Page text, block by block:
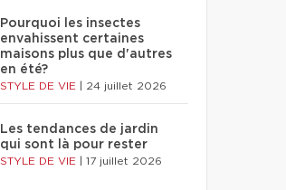
Pourquoi les insectes
envahissent certaines
maisons plus que d'autres
en été?
STYLE DE VIE 24 juillet 2026
Les tendances de jardin
qui sont là pour rester
STYLE DE VIE 17 juillet 2026